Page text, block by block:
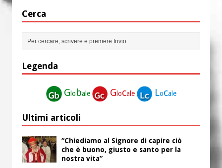
Cerca
Legenda
G lobale G locale Locale
Ultimi articoli
“Chiediamo al Signore di capire ciò
che è buono, giusto e santo per la
nostra vita”